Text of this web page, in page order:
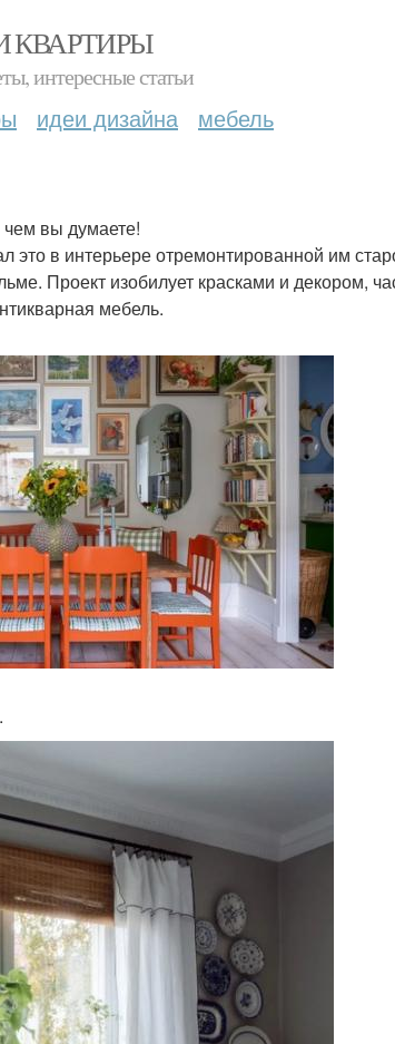
КВАРТИРЫ
интересные статьи
идеи дизайна мебель
вы думаете!
это в интерьере отремонтированной им
Проект изобилует красками и декором,
мебель.